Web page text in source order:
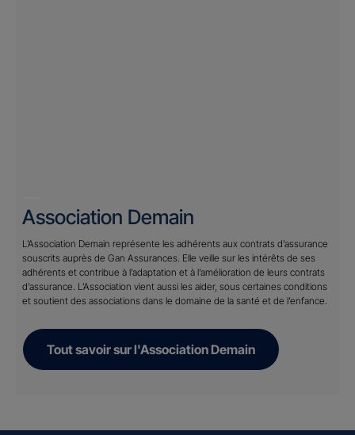
Association Demain
L’Association Demain représente les adhérents aux contrats d’assurance
souscrits auprès de Gan Assurances. Elle veille sur les intérêts de ses
adhérents et contribue à l’adaptation et à l’amélioration de leurs contrats
d’assurance. L’Association vient aussi les aider, sous certaines conditions
et soutient des associations dans le domaine de la santé et de l’enfance.
Tout savoir sur l'Association Demain